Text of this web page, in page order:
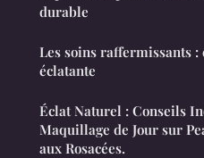
durable
Les soins raffermissants :
éclatante
Éclat Naturel : Conseils
Maquillage de Jour sur
aux Rosacées.